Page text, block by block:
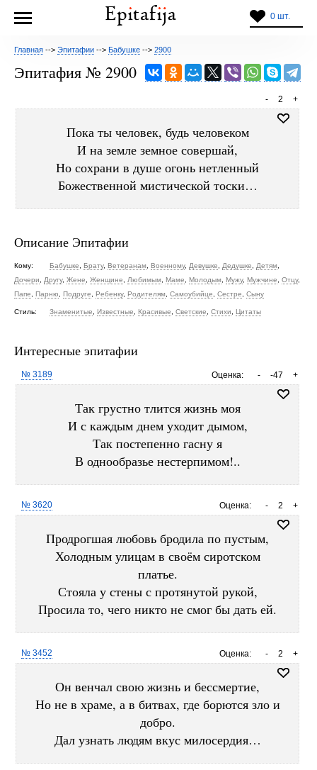
0 шт.
Главная --> Эпитафии --> Бабушке --> 2900
Эпитафия № 2900
+
2
-
Пока ты человек, будь человеком
И на земле земное совершай,
Но сохрани в душе огонь нетленный
Божественной мистической тоски…
Описание Эпитафии
Кому: Бабушке Брату, Ветеранам Военному, Девушке Дедушке Детям
Дочери
Другу, Жене Женщине Любимым Маме Молодым Мужу, Мужчине Отцу,
Папе
Парню Подруге Ребенку, Родителям Самоубийце Сестре Сыну
Стиль: Знаменитые Известные Красивые Светские Стихи Цитаты
Интересные эпитафии
Оценка: +
-47
-
№ 3189
Так грустно тлится жизнь моя
И с каждым днем уходит дымом,
Так постепенно гасну я
В однообразье нестерпимом!..
Оценка: +
2
-
№ 3620
Продрогшая любовь бродила по пустым,
Холодным улицам в своём сиротском
платье.
Стояла у стены с протянутой рукой,
Просила то, чего никто не смог бы дать ей.
Оценка: +
2
-
№ 3452
Он венчал свою жизнь и бессмертие,
Но не в храме, а в битвах, где борются зло и
добро.
Дал узнать людям вкус милосердия…